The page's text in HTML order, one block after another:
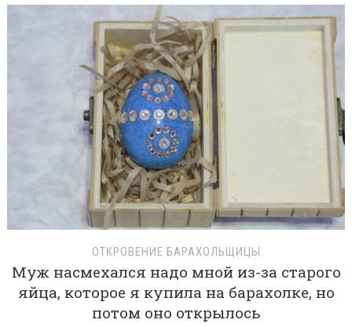
ОТКРОВЕНИЕ БАРАХОЛЬЩИЦЫ
Муж насмехался надо мной из-за старого
яйца, которое я купила на барахолке, но
потом оно открылось